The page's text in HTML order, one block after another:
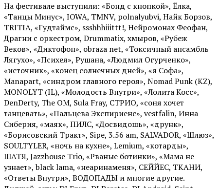
На фестивале выступили: «Бонд с кнопкой», Ёлка,
«Танцы Минус», IOWA, TMNV, polnalyubvi, Найк Борзов,
TRITIA, «Гудтаймс», ssshhhiiittt!, Нейромонах Феофан,
Драгни с оркестром, Drummatix, хмыров, «Рубеж
Веков», «Диктофон», obraza net, «Токсичный ансамбль
Лягухо», «Психея», Рушана, «Людмил Огурченко»,
«источник», «конец солнечных дней», «я Софа»,
Manapart, «синдром главного героя», Nomad Punk (KZ),
MONOLYT (IL), «Молодость Внутри», «Лолита Косс»,
DenDerty, The OM, Sula Fray, СТРИО, «соня хочет
танцевать», «Пальцева Экспириенс», vestfalin, Инна
Сиберия, «маяк», ПИЛС, «Досвидошь», «друнк»,
«Борисовский Тракт», Sipe, 3.56 am, SALVADOR, «Шлюз»,
SOULTYLER, «ночь на кухне», Lemium, «котарды»,
ШАТЯ, Jazzhouse Trio, «Рваные ботинки», «Мама не
узнает», black lama, «неаринаменя», СЕЙЙЕС, ТКАНИ,
«Ответы Внутри», ВОДОПАДЫ и многие другие.